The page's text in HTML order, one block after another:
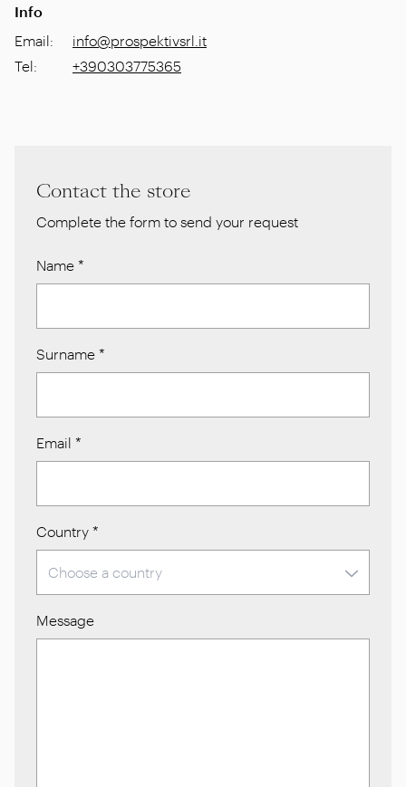
Info
Email:
info@prospektivsrl.it
Tel: +390303775365
Contact the store
Complete the form to send your request
Name *
Surname *
Email *
Country *
Message